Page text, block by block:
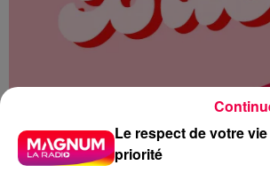
Le respect de votre
priorité